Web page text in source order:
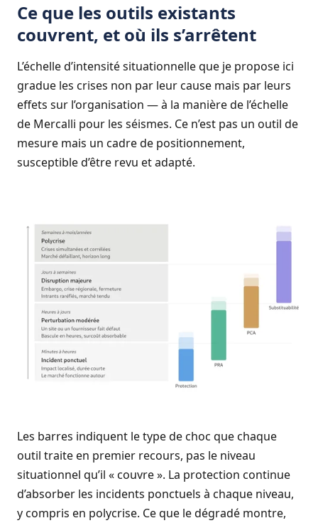
Ce que les outils existants
couvrent, et où ils s’arrêtent
L’échelle d’intensité situationnelle que je propose ici
gradue les crises non par leur cause mais par leurs
effets sur l’organisation — à la manière de l’échelle
de Mercalli pour les séismes. Ce n’est pas un outil de
mesure mais un cadre de positionnement,
susceptible d’être revu et adapté.
Les barres indiquent le type de choc que chaque
outil traite en premier recours, pas le niveau
situationnel qu’il « couvre ». La protection continue
d’absorber les incidents ponctuels à chaque niveau,
y compris en polycrise. Ce que le dégradé montre,